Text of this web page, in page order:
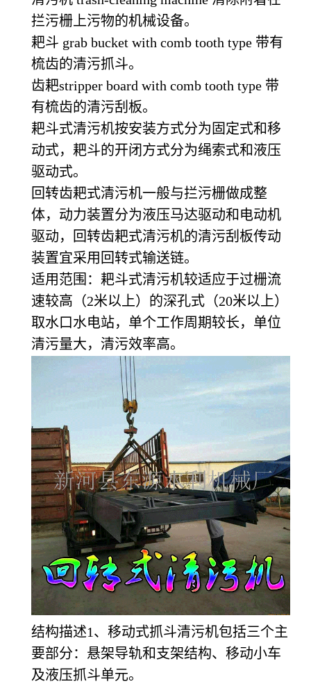
拦污栅上污物的机械设备。
耙斗 grab bucket with comb tooth type 带有
梳齿的清污抓斗。
齿耙stripper board with comb tooth type 带
有梳齿的清污刮板。
耙斗式清污机按安装方式分为固定式和移
动式，耙斗的开闭方式分为绳索式和液压
驱动式。
回转齿耙式清污机一般与拦污栅做成整
体，动力装置分为液压马达驱动和电动机
驱动，回转齿耙式清污机的清污刮板传动
装置宜采用回转式输送链。
适用范围：耙斗式清污机较适应于过栅流
速较高（2米以上）的深孔式（20米以上）
取水口水电站，单个工作周期较长，单位
清污量大，清污效率高。
结构描述1、移动式抓斗清污机包括三个主
要部分：悬架导轨和支架结构、移动小车
及液压抓斗单元。